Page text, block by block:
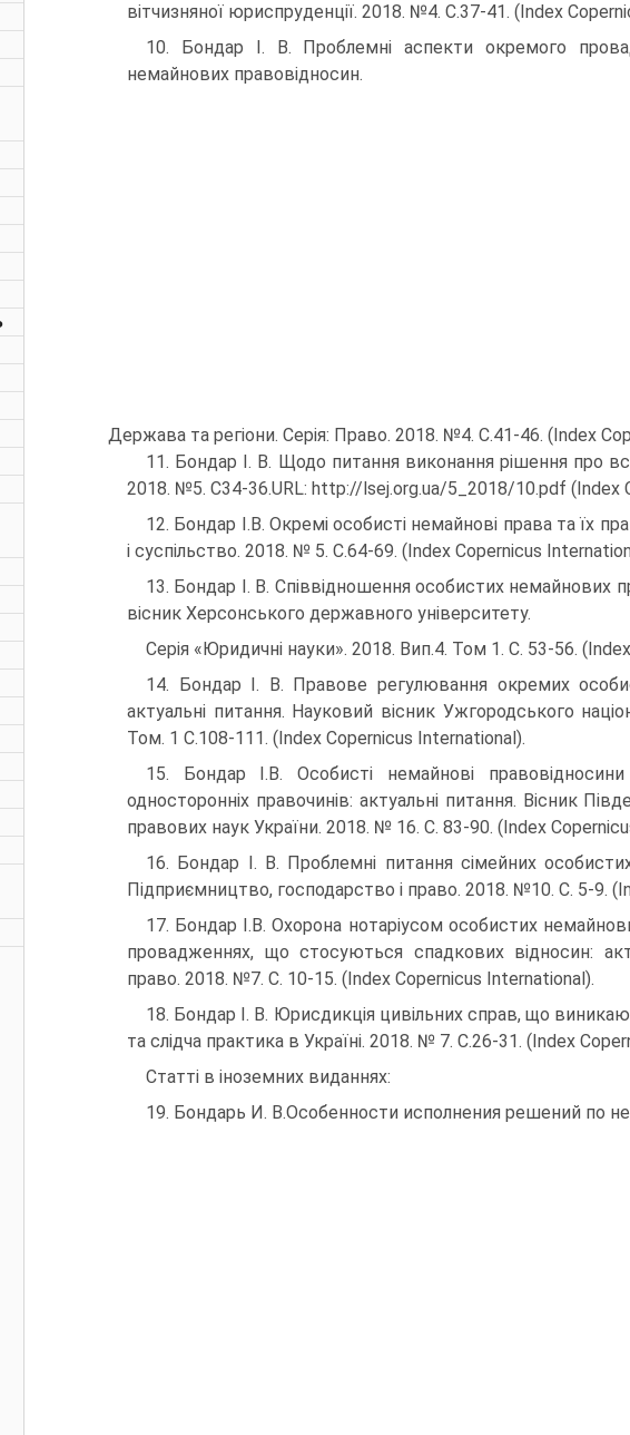
вітчизняної юриспруденції. 2018. №4. С.37-41. (Index
10. Бондар І. В. Проблемні аспекти окремого
немайнових правовідносин.
Держава та регіони. Серія: Право. 2018. №4. С.41-46. (Index
11. Бондар І. В. Щодо питання виконання рішення про
2018. №5. C34-36.URL: http://lsej.org.ua/5_2018/10.pdf (Index
12. Бондар І.В. Окремі особисті немайнові права та їх
і суспільство. 2018. № 5. С.64-69. (Index Copernicus
13. Бондар І. В. Співвідношення особистих немайнових
вісник Херсонського державного університету.
Серія «Юридичні науки». 2018. Вип.4. Том 1. С. 53-56.
14. Бондар І. В. Правове регулювання окремих
актуальні питання. Науковий вісник Ужгородського
Том. 1 С.108-111. (Index Copernicus International).
15. Бондар І.В. Особисті немайнові
односторонніх правочинів: актуальні питання. Вісник
правових наук України. 2018. № 16. С. 83-90. (Index
16. Бондар І. В. Проблемні питання сімейних
Підприємництво, господарство і право. 2018. №10. С. 5-9.
17. Бондар І.В. Охорона нотаріусом особистих
провадженнях, що стосуються спадкових відносин:
право. 2018. №7. С. 10-15. (Index Copernicus International).
18. Бондар І. В. Юрисдикція цивільних справ, що
та слідча практика в Україні. 2018. № 7. С.26-31. (Index
Статті в іноземних виданнях:
19. Бондарь И. В.Особенности исполнения решений по